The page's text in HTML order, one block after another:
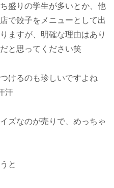
盛りの学生が多いとか、他
で餃子をメニューとして出
ますが、明確な理由はあり
と思ってください笑
けるのも珍しいですよね
汗
ズなのが売りで、めっちゃ
と